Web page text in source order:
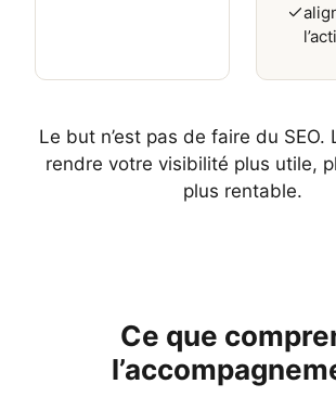
Le but n’est pas de faire du
rendre votre visibilité plus utile,
plus rentable.
Ce que